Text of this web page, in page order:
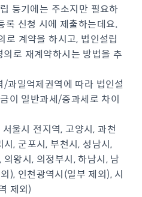
등기에는 주소지만 필요하
록 신청 시에 제출하는데요.
로 계약을 하시고, 법인설립
로 재계약하시는 방법을 추
/과밀억제권역에 따라 법인설
이 일반과세/중과세로 차이
울시 전지역, 고양시, 과천
시, 군포시, 부천시, 성남시,
왕시, 의정부시, 하남시, 남
), 인천광역시(일부 제외), 시
제외)